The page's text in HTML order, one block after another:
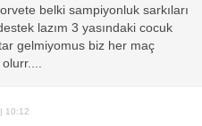
belki sampiyonluk sarkıları
lazım 3 yasındaki cocuk
gelmiyomus biz her maç
10:12